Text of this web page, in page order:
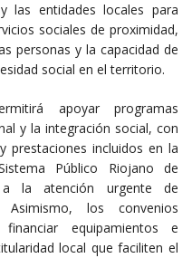
las entidades locales para
sociales de proximidad,
personas y la capacidad de
social en el territorio.
apoyar programas
y la integración social, con
prestaciones incluidos en la
Público Riojano de
la atención urgente de
Asimismo, los convenios
equipamientos e
local que faciliten el